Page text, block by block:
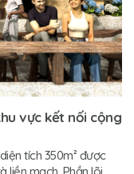
vực kết nối cộng
tích 350m² được
liền mạch. Phần lõi